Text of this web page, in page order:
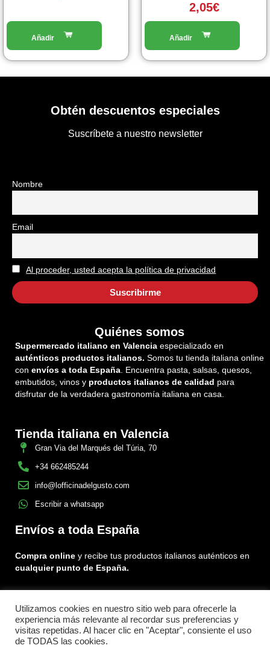
2,05€
Obtén descuentos especiales
Suscríbete a nuestro newsletter
Nombre
Email
Al proceder, usted acepta la política de privacidad
Quiénes somos
Supermercado italiano en Valencia especializado en
auténticos productos italianos. Somos tu tienda italiana online
con envíos a toda España . Encuentra pasta, salsas, quesos,
embutidos, vinos y productos italianos de calidad para
disfrutar de la verdadera gastronomía italiana en casa.
Tienda italiana en Valencia
Gran Via del Marqués del Túria, 70
+34 662485244
info@lofficinadelgusto.com
Escribir a whatsapp
Envíos a toda España
Compra online y recibe tus productos italianos auténticos en
cualquier punto de España.
Encuéntranos en:
FacebookInstagram
Tiktok